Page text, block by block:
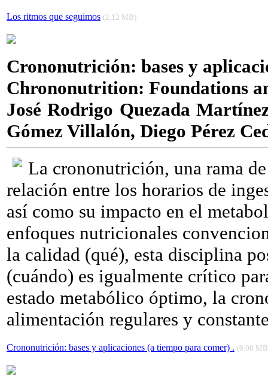
Los ritmos que seguimos (2.12 MB)
Crononutrición: bases y
Chrononutrition: Foundations
José Rodrigo Quezada
Gómez Villalón, Diego Pérez
La crononutrición, una rama
relación entre los horarios de
así como su impacto en el
enfoques nutricionales
la calidad (qué), esta disciplina
(cuándo) es igualmente crítico
estado metabólico óptimo, la
alimentación regulares y
Crononutrición: bases y aplicaciones (a tiempo para comer) . (6.00